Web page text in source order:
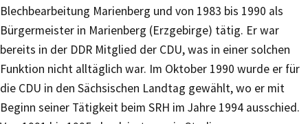
Blechbearbeitung Marienberg und von 1983 bis 1990 als
Bürgermeister in Marienberg (Erzgebirge) tätig. Er war
bereits in der DDR Mitglied der CDU, was in einer solchen
Funktion nicht alltäglich war. Im Oktober 1990 wurde er für
die CDU in den Sächsischen Landtag gewählt, wo er mit
Beginn seiner Tätigkeit beim SRH im Jahre 1994 ausschied.